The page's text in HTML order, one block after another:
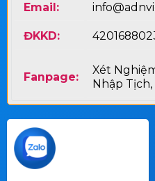
Email:
ĐKKD:
Fanpage:
Xét
Nhập